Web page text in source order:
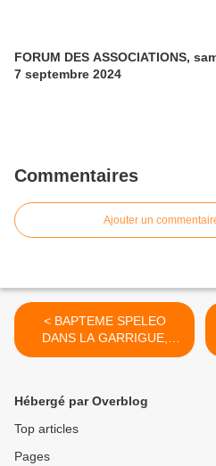
FORUM DES ASSOCIATIONS,
7 septembre 2024
Commentaires
Ajouter un
< BAPTEME SPELEO
DANS LA GARRIGUE,
samedi 2 mai 2026
Hébergé par Overblog
Top articles
Pages